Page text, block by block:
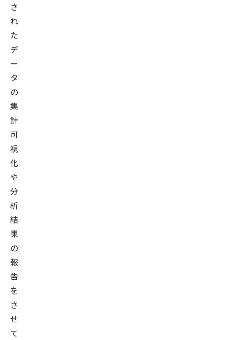
さ
れ
た
デ
ー
タ
の
集
計
可
視
化
や
分
析
結
果
の
報
告
を
さ
せ
て